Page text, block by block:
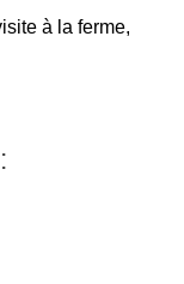
à la ferme,